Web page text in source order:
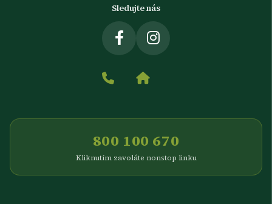
Sledujte nás
800 100 670
Kliknutím zavoláte nonstop linku